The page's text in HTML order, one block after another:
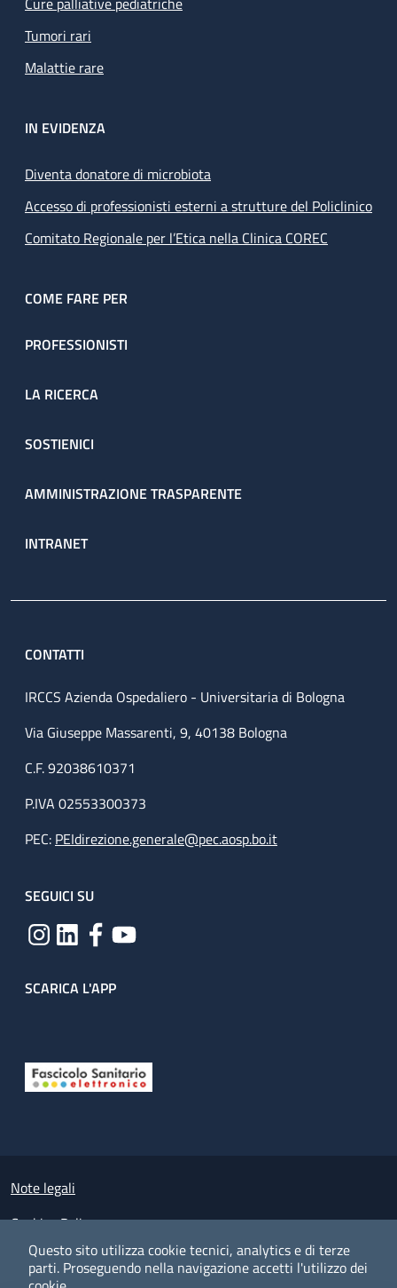
Questo sito utilizza cookie tecnici, analytics e di terze
parti. Proseguendo nella navigazione accetti l'utilizzo dei
Tumori rari
Malattie rare
IN EVIDENZA
Diventa donatore di microbiota
Accesso di professionisti esterni a strutture del Policlinico
Comitato Regionale per l’Etica nella Clinica COREC
COME FARE PER
PROFESSIONISTI
LA RICERCA
SOSTIENICI
AMMINISTRAZIONE TRASPARENTE
INTRANET
CONTATTI
IRCCS Azienda Ospedaliero - Universitaria di Bologna
Via Giuseppe Massarenti, 9, 40138 Bologna
C.F. 92038610371
P.IVA 02553300373
PEC: PEIdirezione.generale@pec.aosp.bo.it
SEGUICI SU
SCARICA L'APP
Small prints
Note legali
Cookies Policy
Policy privacy e protezione del dato personale